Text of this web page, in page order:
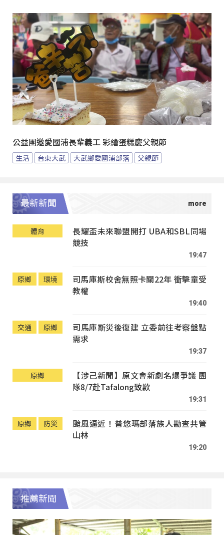
公益團邀愛國浦長輩義工 彩繪蛋糕慶父親節
生活 台東大武 大武鄉愛國浦部落 父親節
最新新聞
體育
長耀盃未來聯盟開打 UBA和SBL同場
競技
19:47
原鄉 環境
司馬庫斯校舍無照卡關22年 衝擊童受
教權
19:40
交通 原鄉
司馬庫斯災後復建 立委前往考察盤點
需求
19:37
原鄉
【涉己新聞】原文會新劇名爆爭議 團
隊8/7赴Tafalong致歉
19:31
原鄉 防災
颱風逼近！普悠瑪部落族人勘查共管
山林
19:20
推薦新聞